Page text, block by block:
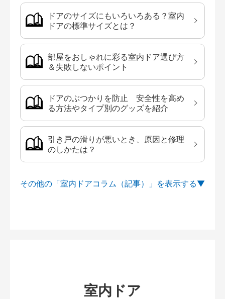
ドアのサイズにもいろいろある？室内
ドアの標準サイズとは？
部屋をおしゃれに彩る室内ドア選び方
＆失敗しないポイント
ドアのぶつかりを防止 安全性を高め
る方法やタイプ別のグッズを紹介
引き戸の滑りが悪いとき、原因と修理
のしかたは？
その他の「室内ドアコラム（記事）」を
室内ドア